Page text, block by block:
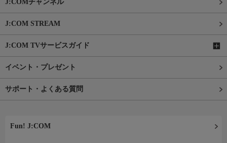
J:COMチャンネル
J:COM STREAM
J:COM TVサービスガイド
イベント・プレゼント
サポート・よくある質問
Fun! J:COM